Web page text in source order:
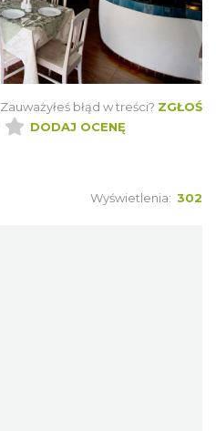
Zauważyłeś błąd w treści? ZGŁOŚ
DODAJ OCENĘ
Wyświetlenia: 302